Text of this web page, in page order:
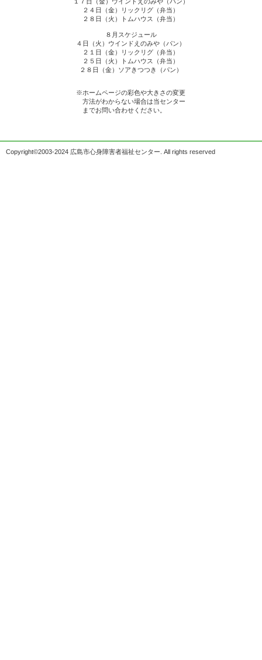
２４日（金）リックリグ（弁当）
２８日（火）トムハウス（弁当）
８月スケジュール
４日（火）ウインドえのみや（パン）
２１日（金）リックリグ（弁当）
２５日（火）トムハウス（弁当）
２８日（金）ソアきつつき（パン）
※ホームページの彩色や大きさの変更
方法がわからない場合は当センター
までお問い合わせください。
Copyright©2003-2024 広島市心身障害者福祉センター. All rights reserved